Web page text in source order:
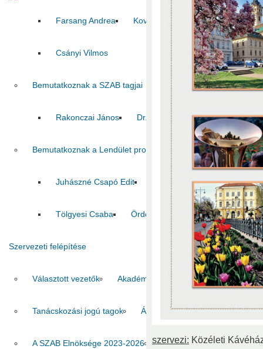
Farsang Andrea Kovács Zoltán Pál Csaba
Csányi Vilmos
Bemutatkoznak a SZAB tagjai
Rakonczai János Dr. Pálfi György Jelasity Márk
Bemutatkoznak a Lendület program nyertesei
Juhászné Csapó Edit Tóth Szilvia Tombácz
Tölgyesi Csaba Ördöghné Kolbert Zsuzsanna
Szervezeti felépítése
Választott vezetők Akadémikusok Nem akadémikus
Tanácskozási jogú tagok Állandó meghívottak
A SZAB Elnöksége 2023-2026 A SZAB Elnöksége 2026-
szervezi: Közéleti